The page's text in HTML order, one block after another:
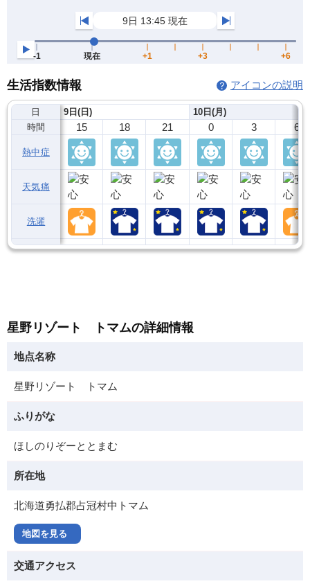
生活指数情報 アイコンの説明
日
時間
熱中症
天気痛
洗濯
9日(日)
15 18 21
10日(月)
0 3 6
星野リゾート トマムの詳細情報
地点名称
星野リゾート トマム
ふりがな
ほしのりぞーととまむ
所在地
北海道勇払郡占冠村中トマム
地図を見る
交通アクセス